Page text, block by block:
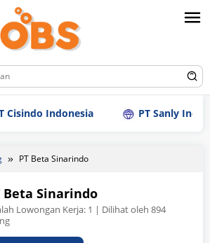
Indonesia PT Sanly
PT Beta Sinarindo
Beta Sinarindo
Lowongan Kerja: 1 | Dilihat oleh 894